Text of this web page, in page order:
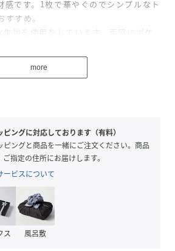
感です。1枚で華やぐのでシンプルなト
すめ。
生地を使用をしています。両脇にポケ
more
ングに対応しております（有料）
ピングと商品を一緒にご注文ください。商品
指定の住所にお届けします。
ービスについて
ス 風呂敷